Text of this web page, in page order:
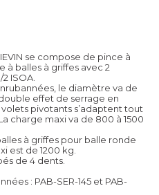
se compose de pince à
à balles à griffes avec 2
ISOA.
le diamètre va de
effet de serrage en
pivotants s’adaptent tout
charge maxi va de 800 à 1500
à griffes pour balle ronde
est de 1200 kg.
de 4 dents.
: PAB-SER-145 et PAB-